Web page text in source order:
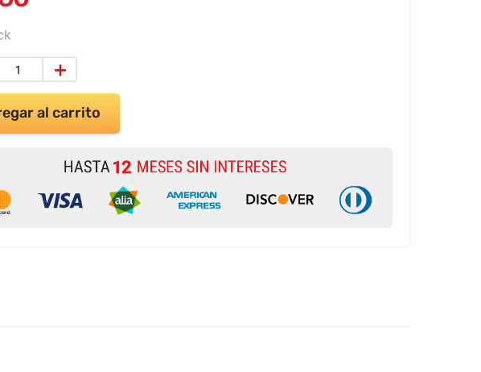
＋
al carrito